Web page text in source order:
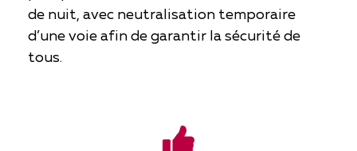
de nuit, avec neutralisation temporaire
d’une voie afin de garantir la sécurité de
tous.